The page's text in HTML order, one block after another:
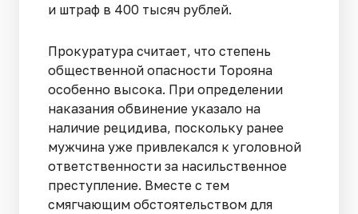
и штраф в 400 тысяч рублей.
Прокуратура считает, что степень
общественной опасности Торояна
особенно высока. При определении
наказания обвинение указало на
наличие рецидива, поскольку ранее
мужчина уже привлекался к уголовной
ответственности за насильственное
преступление. Вместе с тем
смягчающим обстоятельством для